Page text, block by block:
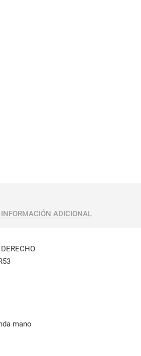
INFORMACIÓN ADICIONAL
mano